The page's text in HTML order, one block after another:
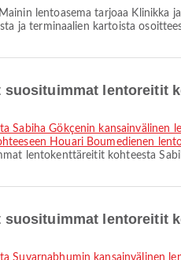
ja terminaalien kartoista
suosituimmat lentoreitit
Sabiha Gökçenin kansainvälinen
Houari Boumedienen
lentokenttäreitit kohteesta
suosituimmat lentoreitit
Suvarnabhumin kansainvälinen